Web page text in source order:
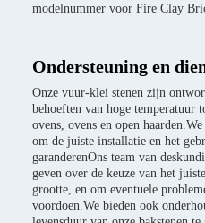
modelnummer voor Fire Clay
Ondersteuning en
Onze vuur-klei stenen zijn
behoeften van hoge temperatuur
ovens, ovens en open
om de juiste installatie en het
garanderenOns team van
geven over de keuze van het
grootte, en om eventuele
voordoen.We bieden ook